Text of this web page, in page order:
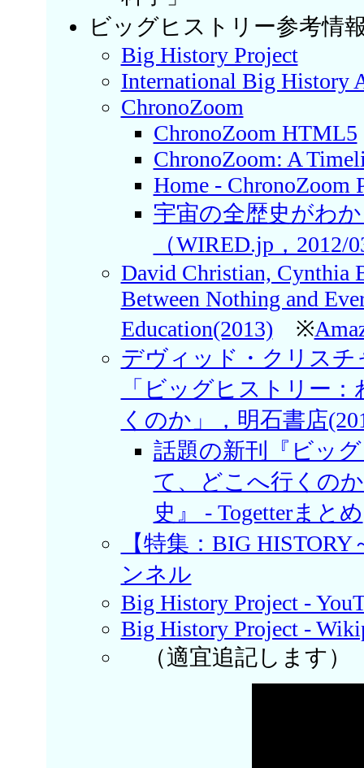
ビッグヒストリー参考情
Big History Project
International Big History
ChronoZoom
ChronoZoom HTML5
ChronoZoom: A
Home - ChronoZoom
宇宙の全歴史がわ
（WIRED.jp，2012/
David Christian, Cynthia
Between Nothing and
Education(2013) ※
デヴィッド・クリスチ
「ビッグヒストリー
くのか」，明石書店
話題の新刊『ビッ
て、どこへ行くの
史』 - Togetterまとめ
【特集：BIG
ンネル
Big History Project -
Big History Project -
（適宜追記します）